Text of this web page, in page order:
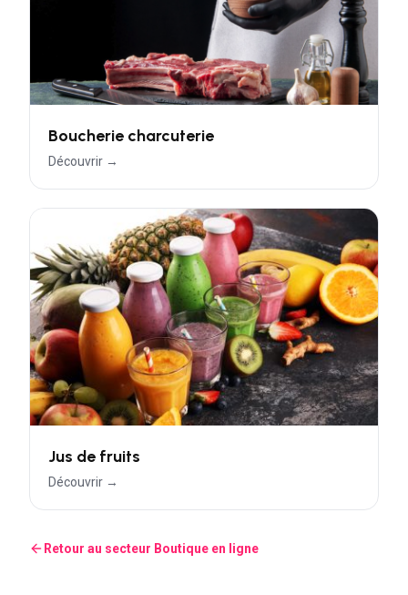
Boucherie charcuterie
Découvrir →
Jus de fruits
Découvrir →
Retour au secteur Boutique en ligne